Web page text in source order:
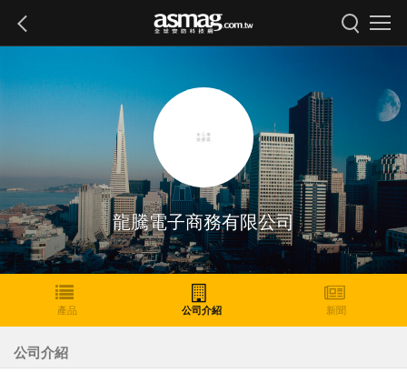
龍騰電子商務有限公司
產品 公司介紹 新聞
公司介紹